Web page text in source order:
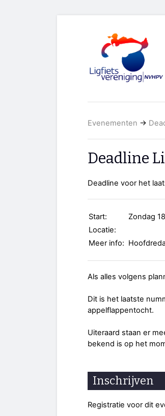
Evenementen →
Deadline
Deadline voor het
Start:
Zondag
Locatie:
Meer info:
Als alles volgens
Dit is het laatste
appelflappentocht.
Uiteraard staan er
bekend is op het
Inschrijven
Registratie voor dit